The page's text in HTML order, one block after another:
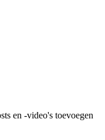
en -video's toevoegen